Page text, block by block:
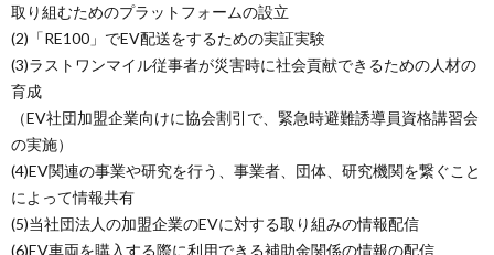
取り組むためのプラットフォームの設立
(2)「RE100」でEV配送をするための実証実験
(3)ラストワンマイル従事者が災害時に社会貢献できるための人材の
育成
（EV社団加盟企業向けに協会割引で、緊急時避難誘導員資格講習会
の実施）
(4)EV関連の事業や研究を行う、事業者、団体、研究機関を繋ぐこと
によって情報共有
(5)当社団法人の加盟企業のEVに対する取り組みの情報配信
(6)EV車両を購入する際に利用できる補助金関係の情報の配信